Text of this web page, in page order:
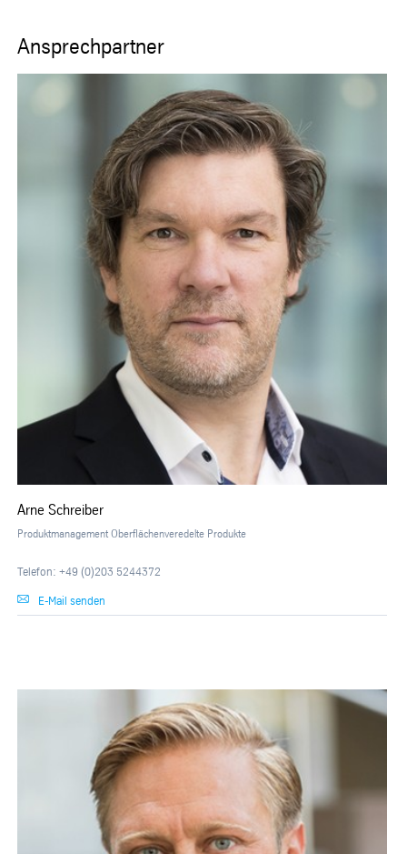
Ansprechpartner
Arne Schreiber
Produktmanagement Oberflächenveredelte Produkte
Telefon: +49 (0)203 5244372
E-Mail senden